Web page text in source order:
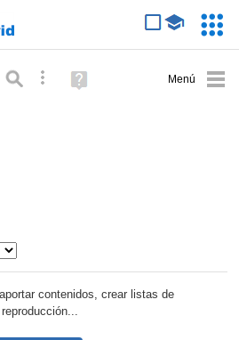
Búsqueda avanzada
Ayuda
(en
contenidos, crear listas de
reproducción...